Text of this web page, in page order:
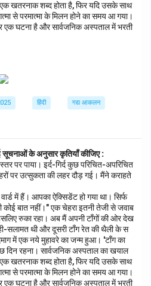
खतरनाक शब्द होता है, फिर यदि उसके साथ
से परमात्मा के मिलन होने का समय आ गया।
एक घटना है और सार्वजनिक अस्पताल में भरती
हिंदी गद्य आकलन
सूचनाओं के अनुसार कृतियाँ कीजिए :
पाया। इर्द-गिर्द कुछ परिचित-अपरिचित
उत्सुकता की लहर दौड़ गई। मैंने कराहते
में हैं। आपका ऐक्सिडेंट हो गया था। सिर्फ
बात नहीं।" एक चेहरा इतनी तेजी से जवाब
रुका रहा। अब मैं अपनी टाँगों की ओर देख
सलामत थी और दूसरी टाँग रेत की थैली के स
में एक नये मुहावरे का जन्म हुआ। 'टाँग का
दिन रहना। सार्वजनिक अस्पताल का खयाल
खतरनाक शब्द होता है, फिर यदि उसके साथ
से परमात्मा के मिलन होने का समय आ गया।
एक घटना है और सार्वजनिक अस्पताल में भरती